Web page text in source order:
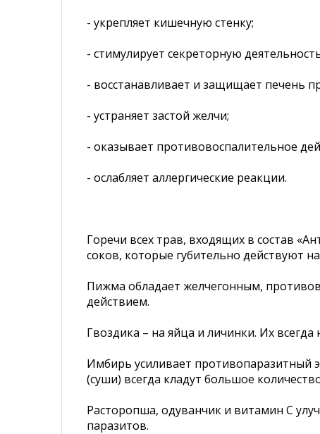
- укрепляет кишечную стенку;
- стимулирует секреторную
- восстанавливает и защищает печень
- устраняет застой желчи;
- оказывает противовоспалительное
- ослабляет аллергические реакции.
Горечи всех трав, входящих в состав
соков, которые губительно действуют
Пижма обладает желчегонным,
действием.
Гвоздика – на яйца и личинки. Их
Имбирь усиливает противопаразитный
(суши) всегда кладут большое
Расторопша, одуванчик и витамин С
паразитов.